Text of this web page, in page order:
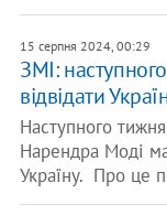
15 серпня 2024, 00:29
ЗМІ:
відвідати
Наступного
Нарендра Моді
Україну. Про це